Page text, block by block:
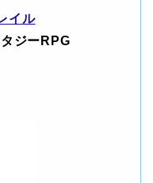
イル
ジーRPG